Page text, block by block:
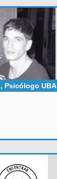
Psicólogo UBA